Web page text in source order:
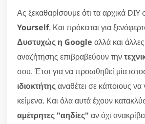
Ας ξεκαθαρίσουμε ότι τα αρχικά DIY
Yourself. Και πρόκειται για
Δυστυχώς η Google αλλά και
αναζήτησης επιβραβεύουν την
σου. Έτσι για να προωθηθεί μία
ιδιοκτήτηςαναθέτει σε κάποιους
κείμενα. Και όλα αυτά έχουν
αμέτρητες "αηδίες" αν όχι